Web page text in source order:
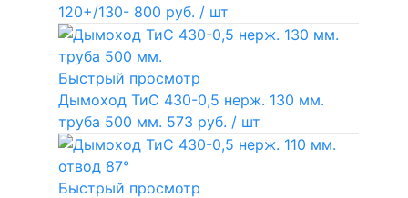
120+/130- 800 руб. / шт
Быстрый просмотр
Дымоход ТиС 430-0,5 нерж. 130 мм.
труба 500 мм. 573 руб. / шт
Быстрый просмотр